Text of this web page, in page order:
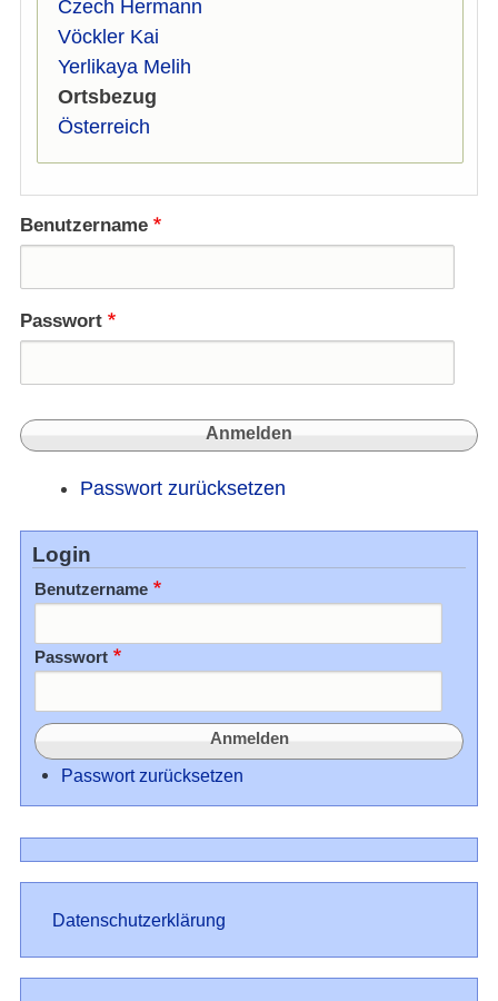
Czech Hermann
Vöckler Kai
Yerlikaya Melih
Ortsbezug
Österreich
Benutzername
Passwort
Passwort zurücksetzen
Login
Benutzername
Passwort
Passwort zurücksetzen
Datenschutz
Datenschutzerklärung